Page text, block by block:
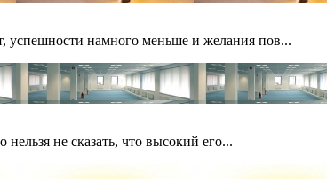
успешности намного меньше и желания пов...
не сказать, что высокий его...